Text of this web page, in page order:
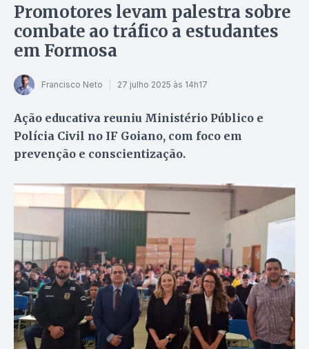
Promotores levam palestra sobre
combate ao tráfico a estudantes
em Formosa
Francisco Neto 27 julho 2025 às 14h17
Ação educativa reuniu Ministério Público e
Polícia Civil no IF Goiano, com foco em
prevenção e conscientização.